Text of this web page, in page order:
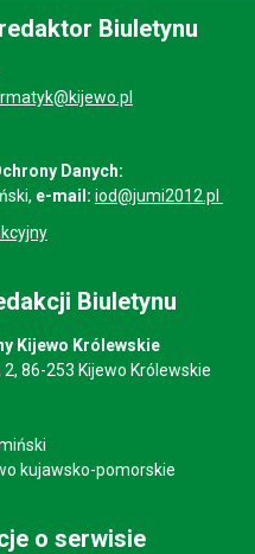
Biuletynu
Danych:
e-mail: iod@jumi2012.pl
Biuletynu
Kijewo Królewskie
2, 86-253 Kijewo Królewskie
kujawsko-pomorskie
o serwisie